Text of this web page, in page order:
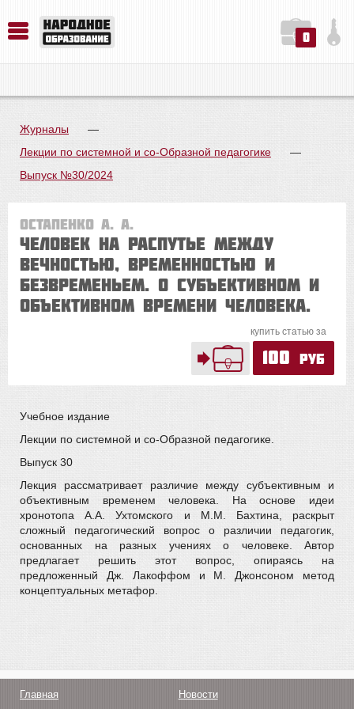
0
Журналы
—
Лекции по системной и со-Образной педагогике
—
Выпуск №30/2024
Остапенко А. А.
Человек на распутье между
вечностью, временностью и
безвременьем. О субъективном и
объективном времени человека.
купить статью за
100 руб
Учебное издание
Лекции по системной и со-Образной педагогике.
Выпуск 30
Лекция рассматривает различие между субъективным и
объективным временем человека. На основе идеи
хронотопа А.А. Ухтомского и М.М. Бахтина, раскрыт
сложный педагогический вопрос о различии педагогик,
основанных на разных учениях о человеке. Автор
предлагает решить этот вопрос, опираясь на
предложенный Дж. Лакоффом и М. Джонсоном метод
концептуальных метафор.
Главная Новости